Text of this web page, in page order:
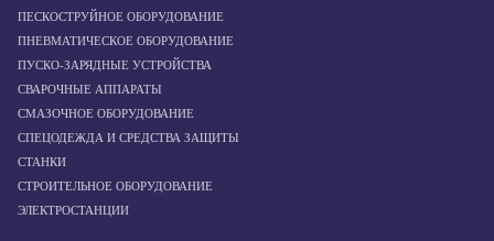
ПЕСКОСТРУЙНОЕ ОБОРУДОВАНИЕ
ПНЕВМАТИЧЕСКОЕ ОБОРУДОВАНИЕ
ПУСКО-ЗАРЯДНЫЕ УСТРОЙСТВА
СВАРОЧНЫЕ АППАРАТЫ
СМАЗОЧНОЕ ОБОРУДОВАНИЕ
СПЕЦОДЕЖДА И СРЕДСТВА ЗАЩИТЫ
СТАНКИ
СТРОИТЕЛЬНОЕ ОБОРУДОВАНИЕ
ЭЛЕКТРОСТАНЦИИ